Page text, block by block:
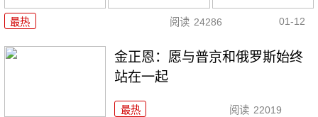
最热 阅读 24286 01-12
金正恩：愿与普京和俄罗斯始终
站在一起
最热 阅读 22019